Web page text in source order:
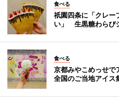
食べる
祇園四条に「クレー
い」 生黒糖わらび
食べる
京都みやこめっせ
全国のご当地アイス